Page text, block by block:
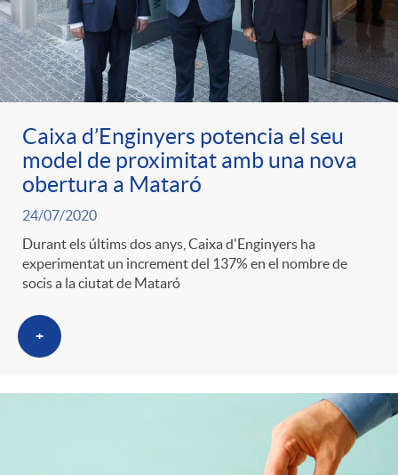
Caixa d’Enginyers potencia el seu
model de proximitat amb una nova
obertura a Mataró
24/07/2020
Durant els últims dos anys, Caixa d'Enginyers ha
experimentat un increment del 137% en el nombre de
socis a la ciutat de Mataró
+